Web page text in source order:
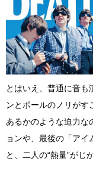
とはいえ、普通に音も
ンとポールのノリがす
あるかのような迫力な
ョンや、最後の「ア
と、二人の“熱量”がじ